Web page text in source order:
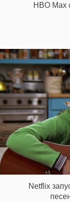
HBO Max
Netflix